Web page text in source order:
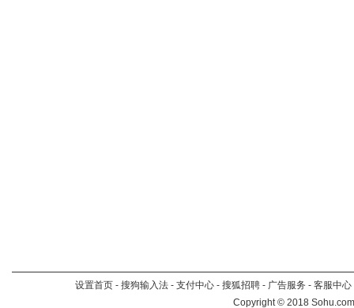
设置首页 - 搜狗输入法 - 支付中心 - 搜狐招聘 - 广告服务 - 客服中心
Copyright©2018